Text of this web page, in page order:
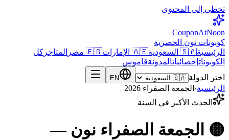
تخطى إلى المحتوى
CouponAtNoon
كوبونات نون الحصرية
الرئيسية🇸🇦 السعودية 🇦🇪 الإمارات 🇪🇬 مصر المتاجر كل
الكوبوناتإحصائياتالمدونةقاموس
اختر الدولة
EN
الرئيسية› الجمعة الصفراء 2026
الحدث الأكبر في السنة
🟡 الجمعة الصفراء نون —